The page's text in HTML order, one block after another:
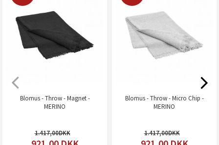
Blomus - Throw - Magnet -
MERINO
1.417,00
Blomus - Throw - Micro Chip -
MERINO
1.417,00